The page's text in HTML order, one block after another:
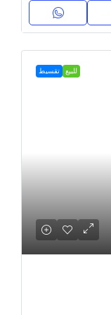
للبيع تقسيط